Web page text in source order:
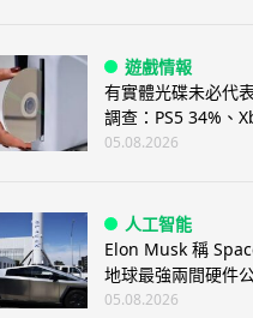
遊戲情報
有實體光碟未必代
調查：PS5 34%、
05.08.2026
人工智能
Elon Musk 稱
地球最強兩間硬件
05.08.2026